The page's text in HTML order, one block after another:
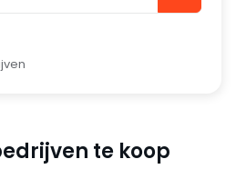
op zakelijke klanten B2B.
en intern transport.
gestart als
te koop